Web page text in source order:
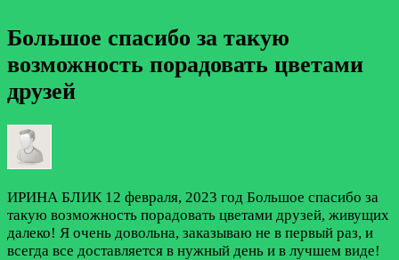
Большое спасибо за такую
возможность порадовать цветами
друзей
ИРИНА БЛИК 12 февраля, 2023 год Большое спасибо за
такую возможность порадовать цветами друзей, живущих
далеко! Я очень довольна, заказываю не в первый раз, и
всегда все доставляется в нужный день и в лучшем виде!